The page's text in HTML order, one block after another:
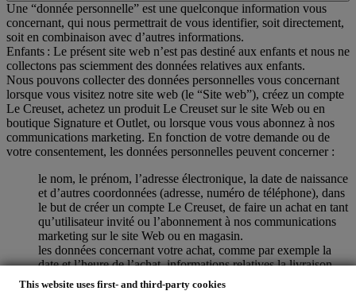
This website uses first- and third-party cookies
Une “donnée personnelle” est une quelconque information vous
concernant, qui nous permettrait de vous identifier, soit directement,
soit en combinaison avec d’autres informations.
Enfants : Le présent site web n’est pas destiné aux enfants et nous ne
collectons pas sciemment des données relatives aux enfants.
Nous pouvons collecter des données personnelles vous concernant
lorsque vous visitez notre site web (le “Site web”), créez un compte
Le Creuset, achetez un produit Le Creuset sur le site Web ou en
boutique Signature et Outlet, ou lorsque vous vous abonnez à nos
communications marketing. En fonction de votre demande ou de
votre consentement, les données personnelles peuvent concerner :
le nom, le prénom, l’adresse électronique, la date de naissance
et d’autres coordonnées (adresse, numéro de téléphone), dans
le but de créer un compte Le Creuset, de faire un achat en tant
qu’utilisateur invité ou l’abonnement à nos communications
marketing sur le site Web ou en magasin.
les données concernant votre achat, comme par exemple la
date et l’heure de l’achat, informations relatives la livraison,
au produit et au paiement, dans le but de gérer vos